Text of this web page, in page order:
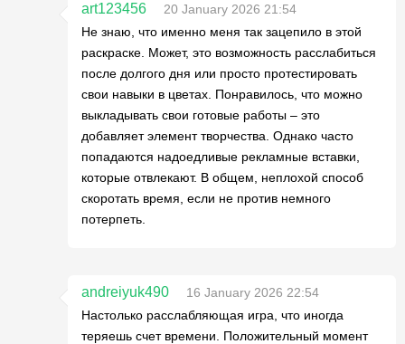
art123456
20 January 2026 21:54
Не знаю, что именно меня так зацепило в этой
раскраске. Может, это возможность расслабиться
после долгого дня или просто протестировать
свои навыки в цветах. Понравилось, что можно
выкладывать свои готовые работы – это
добавляет элемент творчества. Однако часто
попадаются надоедливые рекламные вставки,
которые отвлекают. В общем, неплохой способ
скоротать время, если не против немного
потерпеть.
andreiyuk490
16 January 2026 22:54
Настолько расслабляющая игра, что иногда
теряешь счет времени. Положительный момент